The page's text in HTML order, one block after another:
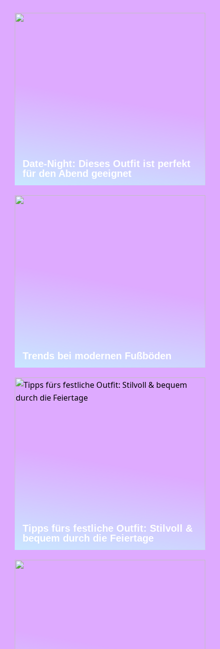
Date-Night: Dieses Outfit ist perfekt
für den Abend geeignet
Trends bei modernen Fußböden
Tipps fürs festliche Outfit: Stilvoll &
bequem durch die Feiertage